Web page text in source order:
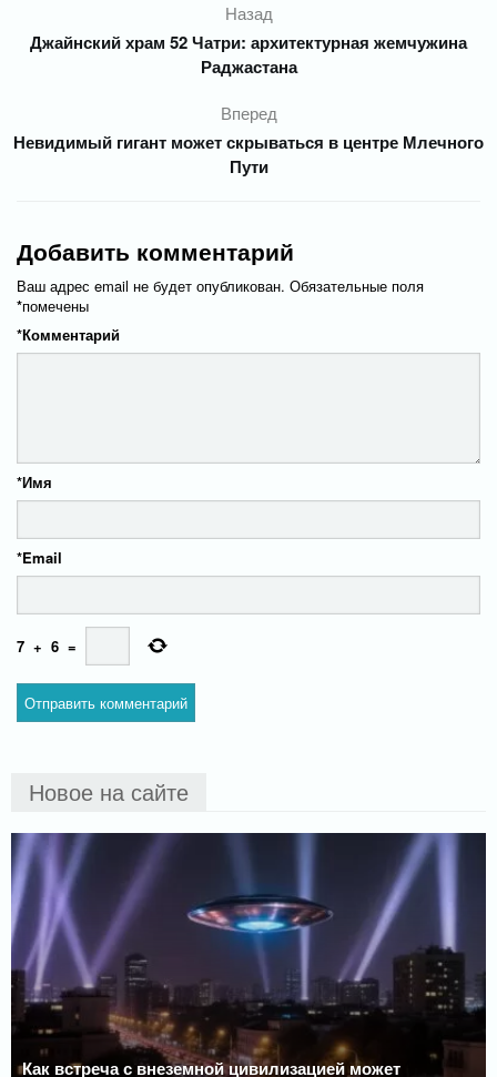
Назад
Джайнский храм 52 Чатри: архитектурная жемчужина
Раджастана
Вперед
Невидимый гигант может скрываться в центре Млечного
Пути
Добавить комментарий
Ваш адрес email не будет опубликован. Обязательные поля
помечены
*
Комментарий
*
Имя
*
Email
*
7 + 6 =
Новое на сайте
Как встреча с внеземной цивилизацией может